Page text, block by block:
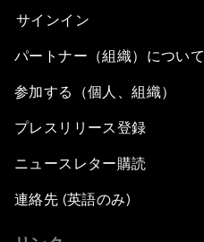
サインイン
パートナー（組織）について
参加する（個人、組織）
プレスリリース登録
ニュースレター購読
連絡先 (英語のみ)